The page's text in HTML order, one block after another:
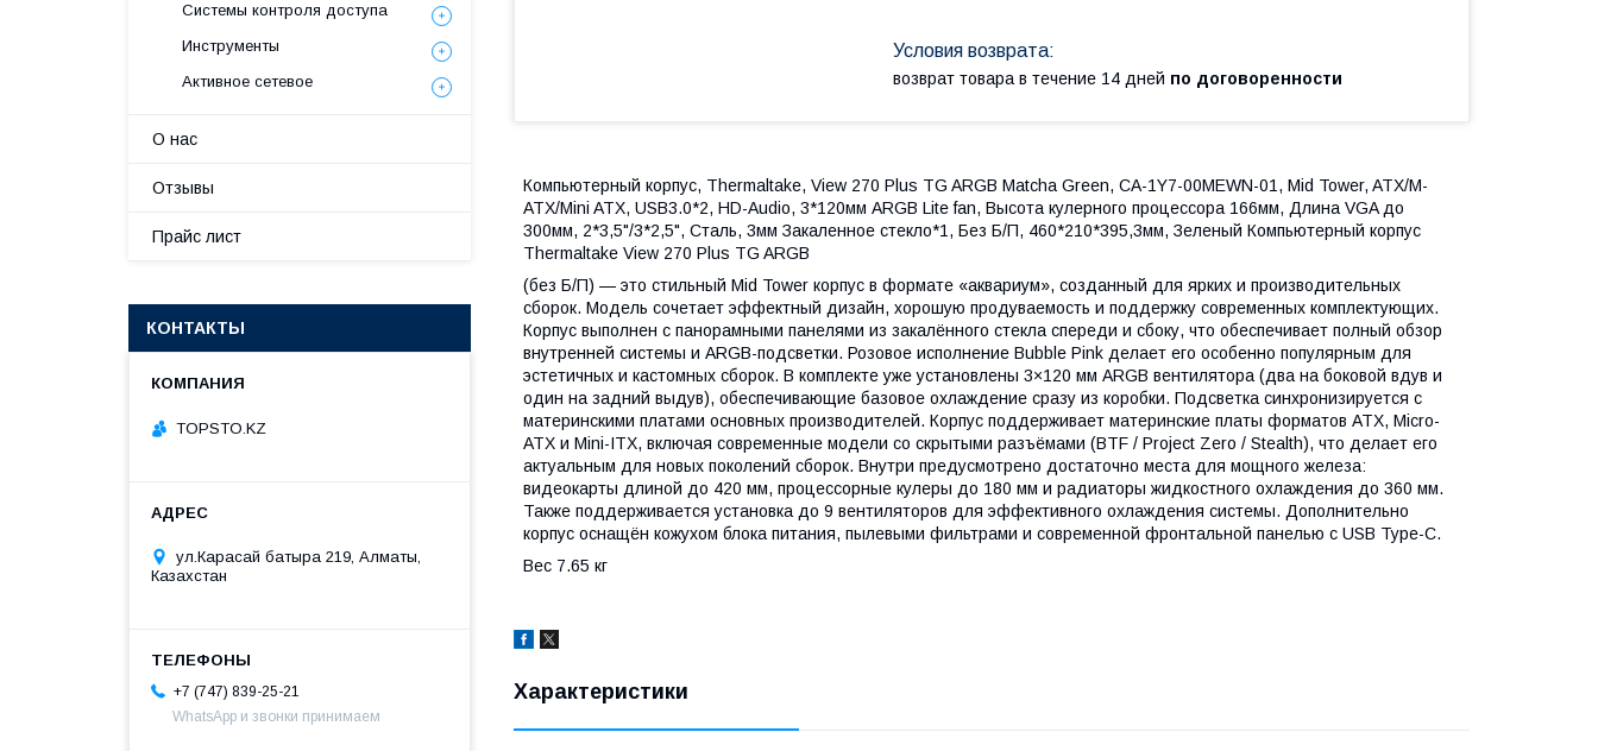
возврат товара в течение 14 дней по договоренности
Компьютерный корпус, Thermaltake, View 270 Plus TG ARGB Matcha Green, CA-1Y7-00MEWN-01, Mid Tower, ATX/M-
ATX/Mini ATX, USB3.0*2, HD-Audio, 3*120мм ARGB Lite fan, Высота кулерного процессора 166мм, Длина VGA до
300мм, 2*3,5"/3*2,5", Сталь, 3мм Закаленное стекло*1, Без Б/П, 460*210*395,3мм, Зеленый Компьютерный корпус
Thermaltake View 270 Plus TG ARGB
(без Б/П) — это стильный Mid Tower корпус в формате «аквариум», созданный для ярких и производительных
сборок. Модель сочетает эффектный дизайн, хорошую продуваемость и поддержку современных комплектующих.
Корпус выполнен с панорамными панелями из закалённого стекла спереди и сбоку, что обеспечивает полный обзор
внутренней системы и ARGB-подсветки. Розовое исполнение Bubble Pink делает его особенно популярным для
эстетичных и кастомных сборок. В комплекте уже установлены 3×120 мм ARGB вентилятора (два на боковой вдув и
один на задний выдув), обеспечивающие базовое охлаждение сразу из коробки. Подсветка синхронизируется с
материнскими платами основных производителей. Корпус поддерживает материнские платы форматов ATX, Micro-
ATX и Mini-ITX, включая современные модели со скрытыми разъёмами (BTF / Project Zero / Stealth), что делает его
актуальным для новых поколений сборок. Внутри предусмотрено достаточно места для мощного железа:
видеокарты длиной до 420 мм, процессорные кулеры до 180 мм и радиаторы жидкостного охлаждения до 360 мм.
Также поддерживается установка до 9 вентиляторов для эффективного охлаждения системы. Дополнительно
корпус оснащён кожухом блока питания, пылевыми фильтрами и современной фронтальной панелью с USB Type-C.
Вес 7.65 кг
Характеристики
Системы контроля доступа
Инструменты
Активное сетевое
О нас
Отзывы
Прайс лист
КОНТАКТЫ
TOPSTO.KZ
ул.Карасай батыра 219, Алматы,
Казахстан
+7 (747) 839-25-21
WhatsApp и звонки принимаем